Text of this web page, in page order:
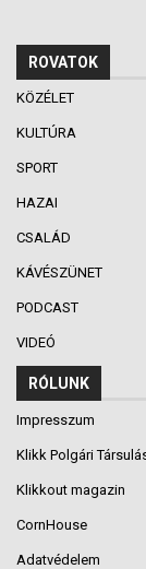
ROVATOK
KÖZÉLET
KULTÚRA
SPORT
HAZAI
CSALÁD
KÁVÉSZÜNET
PODCAST
VIDEÓ
RÓLUNK
Impresszum
Klikk Polgári
Klikkout magazin
CornHouse
Adatvédelem